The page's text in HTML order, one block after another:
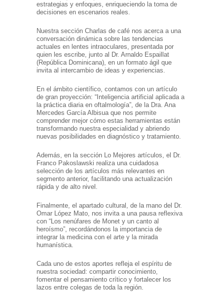
estrategias y enfoques, enriqueciendo la toma de
decisiones en escenarios reales.
Nuestra sección Charlas de café nos acerca a una
conversación dinámica sobre las tendencias
actuales en lentes intraoculares, presentada por
quien les escribe, junto al Dr. Arnaldo Espaillat
(República Dominicana), en un formato ágil que
invita al intercambio de ideas y experiencias.
En el ámbito científico, contamos con un artículo
de gran proyección: “Inteligencia artificial aplicada a
la práctica diaria en oftalmología”, de la Dra. Ana
Mercedes García Albisua que nos permite
comprender mejor cómo estas herramientas están
transformando nuestra especialidad y abriendo
nuevas posibilidades en diagnóstico y tratamiento.
Además, en la sección Lo Mejores artículos, el Dr.
Franco Pakoslawski realiza una cuidadosa
selección de los artículos más relevantes en
segmento anterior, facilitando una actualización
rápida y de alto nivel.
Finalmente, el apartado cultural, de la mano del Dr.
Omar López Mato, nos invita a una pausa reflexiva
con “Los nenúfares de Monet y un canto al
heroísmo”, recordándonos la importancia de
integrar la medicina con el arte y la mirada
humanística.
Cada uno de estos aportes refleja el espíritu de
nuestra sociedad: compartir conocimiento,
fomentar el pensamiento crítico y fortalecer los
lazos entre colegas de toda la región.